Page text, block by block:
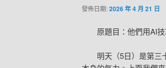
發佈日期:2026 年 4 月 21 日
原題目：他們用AI
明天（5日）是第三